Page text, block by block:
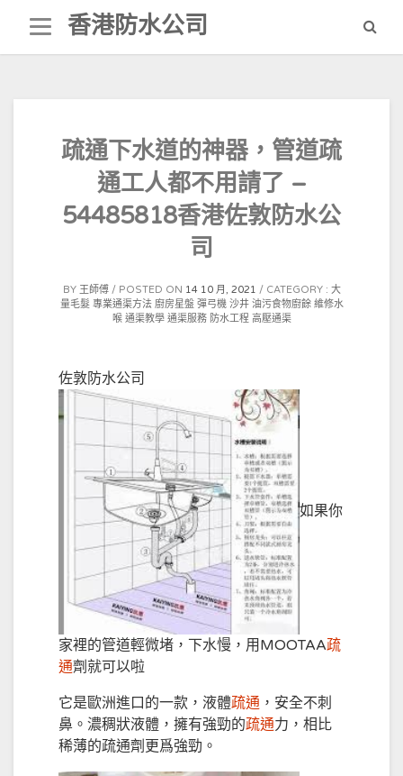
content
香港防水公司
疏通下水道的神器，管道疏
通工人都不用請了 –
54485818香港佐敦防水公
司
BY 王師傅 POSTED ON 14 10 月, 2021 CATEGORY : 大
量毛髮 專業通渠方法 廚房星盤 彈弓機 沙井 油污食物廚餘 維修水
喉 通渠教學 通渠服務 防水工程 高壓通渠
佐敦防水公司
如果你
家裡的管道輕微堵，下水慢，用MOOTAA疏
通劑就可以啦
它是歐洲進口的一款，液體疏通 ，安全不刺
鼻。濃稠狀液體，擁有強勁的疏通力，相比
稀薄的疏通劑更爲強勁。